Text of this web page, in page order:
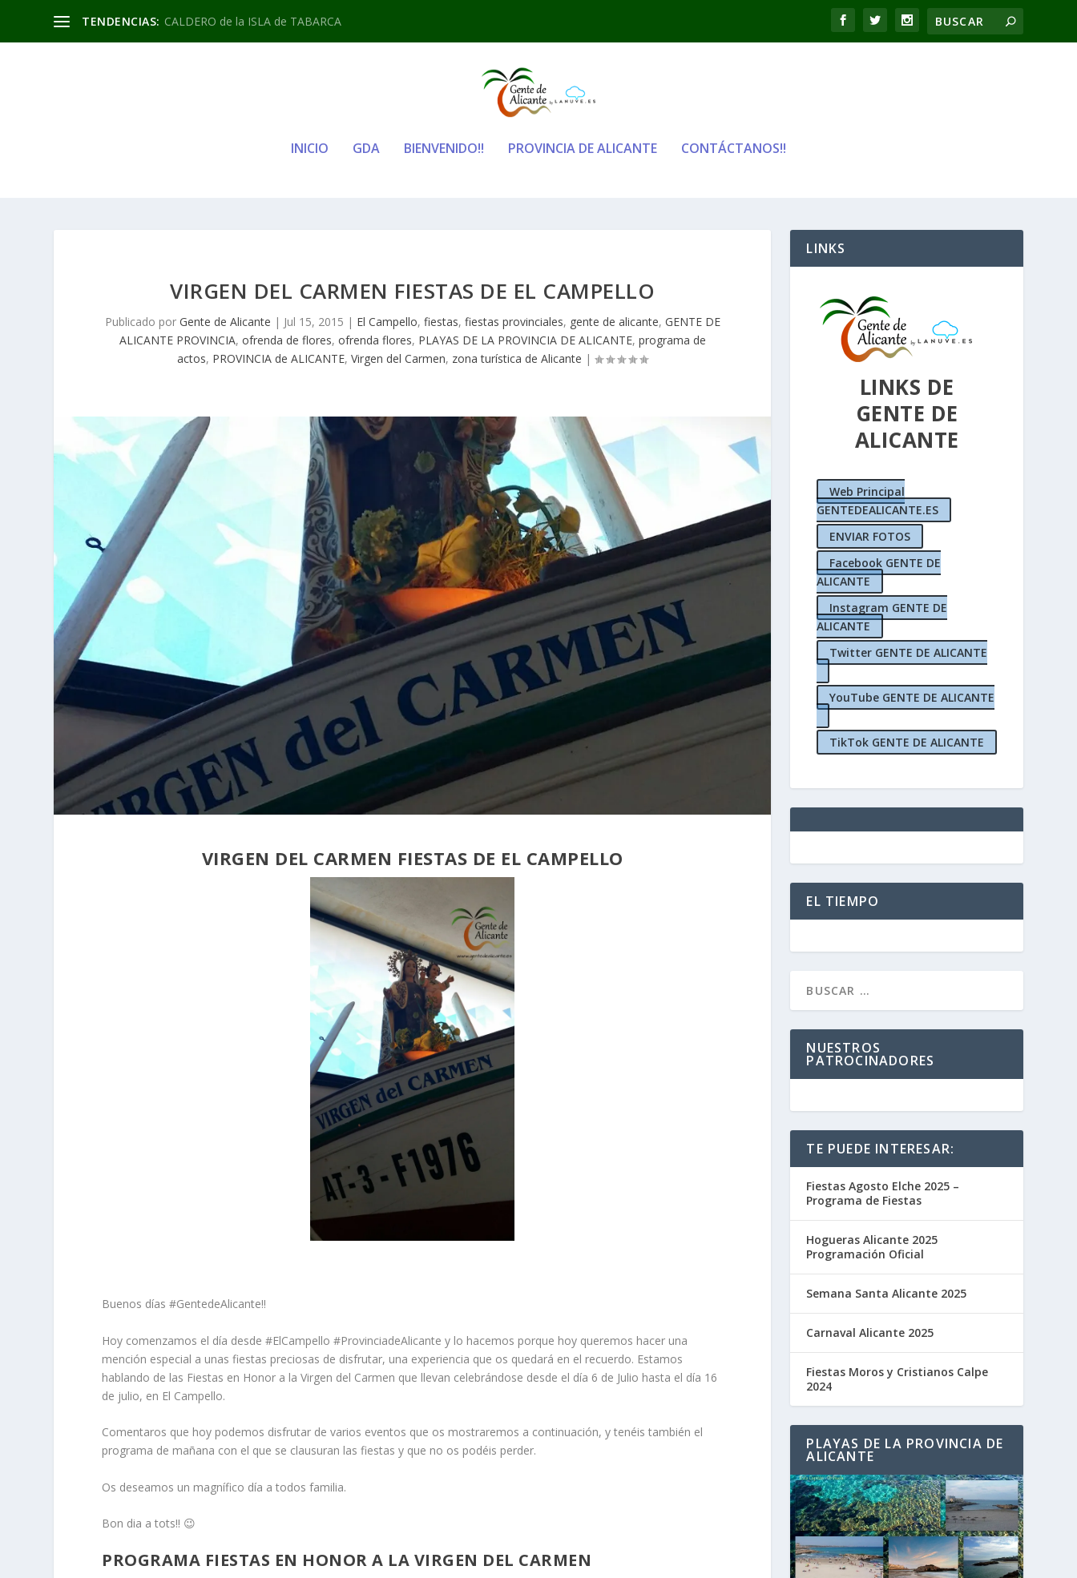
TENDENCIAS: CALDERO de la ISLA de TABARCA
INICIO GDA BIENVENIDO!! PROVINCIA DE ALICANTE CONTÁCTANOS!!
VIRGEN DEL CARMEN FIESTAS DE EL CAMPELLO
Publicado por Gente de Alicante | Jul 15, 2015 | El Campello, fiestas, fiestas provinciales, gente de alicante, GENTE DE
ALICANTE PROVINCIA, ofrenda de flores, ofrenda flores, PLAYAS DE LA PROVINCIA DE ALICANTE, programa de
actos, PROVINCIA de ALICANTE,Virgen del Carmen, zona turística de Alicante |
VIRGEN DEL CARMEN FIESTAS DE EL CAMPELLO
Buenos días #GentedeAlicante!!
Hoy comenzamos el día desde #ElCampello #ProvinciadeAlicante y lo hacemos porque hoy queremos hacer una
mención especial a unas fiestas preciosas de disfrutar, una experiencia que os quedará en el recuerdo. Estamos
hablando de las Fiestas en Honor a la Virgen del Carmen que llevan celebrándose desde el día 6 de Julio hasta el día 16
de julio, en El Campello.
Comentaros que hoy podemos disfrutar de varios eventos que os mostraremos a continuación, y tenéis también el
programa de mañana con el que se clausuran las fiestas y que no os podéis perder.
Os deseamos un magnífico día a todos familia.
Bon dia a tots!! 😉
PROGRAMA FIESTAS EN HONOR A LA VIRGEN DEL CARMEN
LINKS
LINKS DE
GENTE DE
ALICANTE
Web Principal
GENTEDEALICANTE.ES
ENVIAR FOTOS
Facebook GENTE DE
ALICANTE
Instagram GENTE DE
ALICANTE
Twitter GENTE DE ALICANTE
YouTube GENTE DE ALICANTE
TikTok GENTE DE ALICANTE
EL TIEMPO
NUESTROS
PATROCINADORES
TE PUEDE INTERESAR:
Fiestas Agosto Elche 2025 –
Programa de Fiestas
Hogueras Alicante 2025
Programación Oficial
Semana Santa Alicante 2025
Carnaval Alicante 2025
Fiestas Moros y Cristianos Calpe
2024
PLAYAS DE LA PROVINCIA DE
ALICANTE